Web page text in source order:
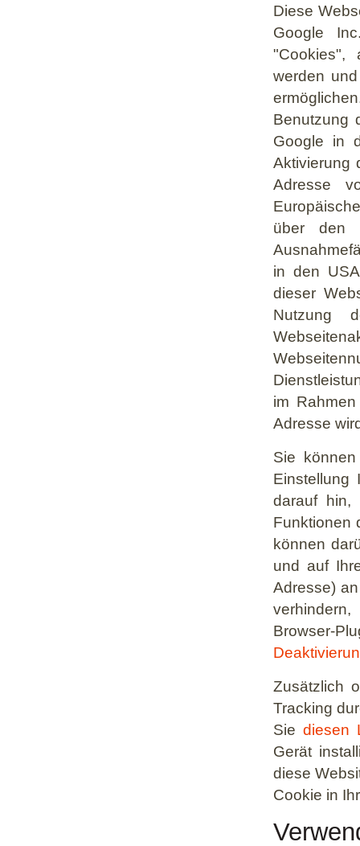
Diese
Google
"Cookies",
werden
Benutzung
Google in
Aktivierung
Adresse
über den
in den
dieser
Nutzung
im
Adresse
Sie
Einstellung
darauf hin,
Funktionen
können
und auf
Adresse)
Browser-
Zusätzlich
Tracking
Sie diesen
Gerät
diese
Cookie in